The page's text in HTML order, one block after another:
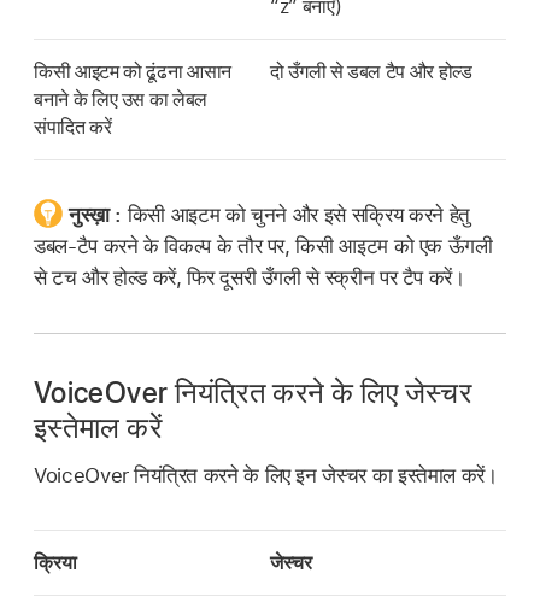
“z” बनाएँ)
किसी आइटम को ढूंढना आसान
बनाने के लिए उस का लेबल
संपादित करें
दो उँगली से डबल टैप और होल्ड
नुस्ख़ा :किसी आइटम को चुनने और इसे सक्रिय करने हेतु
डबल-टैप करने के विकल्प के तौर पर, किसी आइटम को एक ऊँगली
से टच और होल्ड करें, फिर दूसरी उँगली से स्क्रीन पर टैप करें।
VoiceOver नियंत्रित करने के लिए जेस्चर
इस्तेमाल करें
VoiceOver नियंत्रित करने के लिए इन जेस्चर का इस्तेमाल करें।
क्रिया जेस्चर